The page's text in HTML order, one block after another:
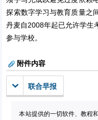
探索数字学习与教育质量之
丹麦自2008年起已允许学生
参与学校。
附件内容
联合早报
本站提供的一切软件、教程